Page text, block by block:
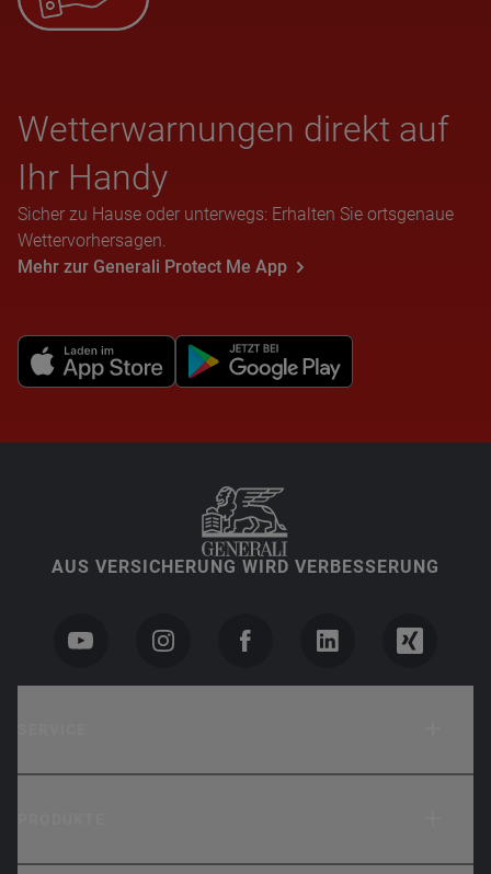
Wet­ter­war­nun­gen direkt auf
Ihr Handy
Sicher zu Hause oder unterwegs: Erhalten Sie ortsgenaue
Wettervorhersagen.
Mehr zur Generali Protect Me App
AUS VERSICHERUNG WIRD VERBESSERUNG